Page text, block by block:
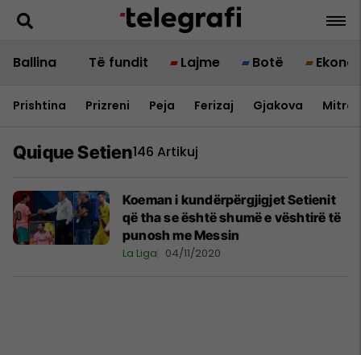
Ballina Të fundit Lajme Botë
Prishtina Prizreni Peja Ferizaj Gjakova
Quique Setien146 Artikuj
Koeman i kundërpërgjigjet Setienit
që tha se është shumë e vështirë të
punosh me Messin
La Liga 04/11/2020